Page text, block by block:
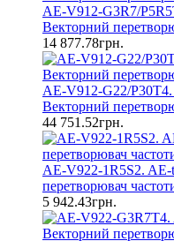
AE-V912-G3R7/
Векторний
14 877.78грн.
AE-V912-G22/
Векторний
44 751.52грн.
AE-V922-1R5S2.
перетворювач
5 942.43грн.